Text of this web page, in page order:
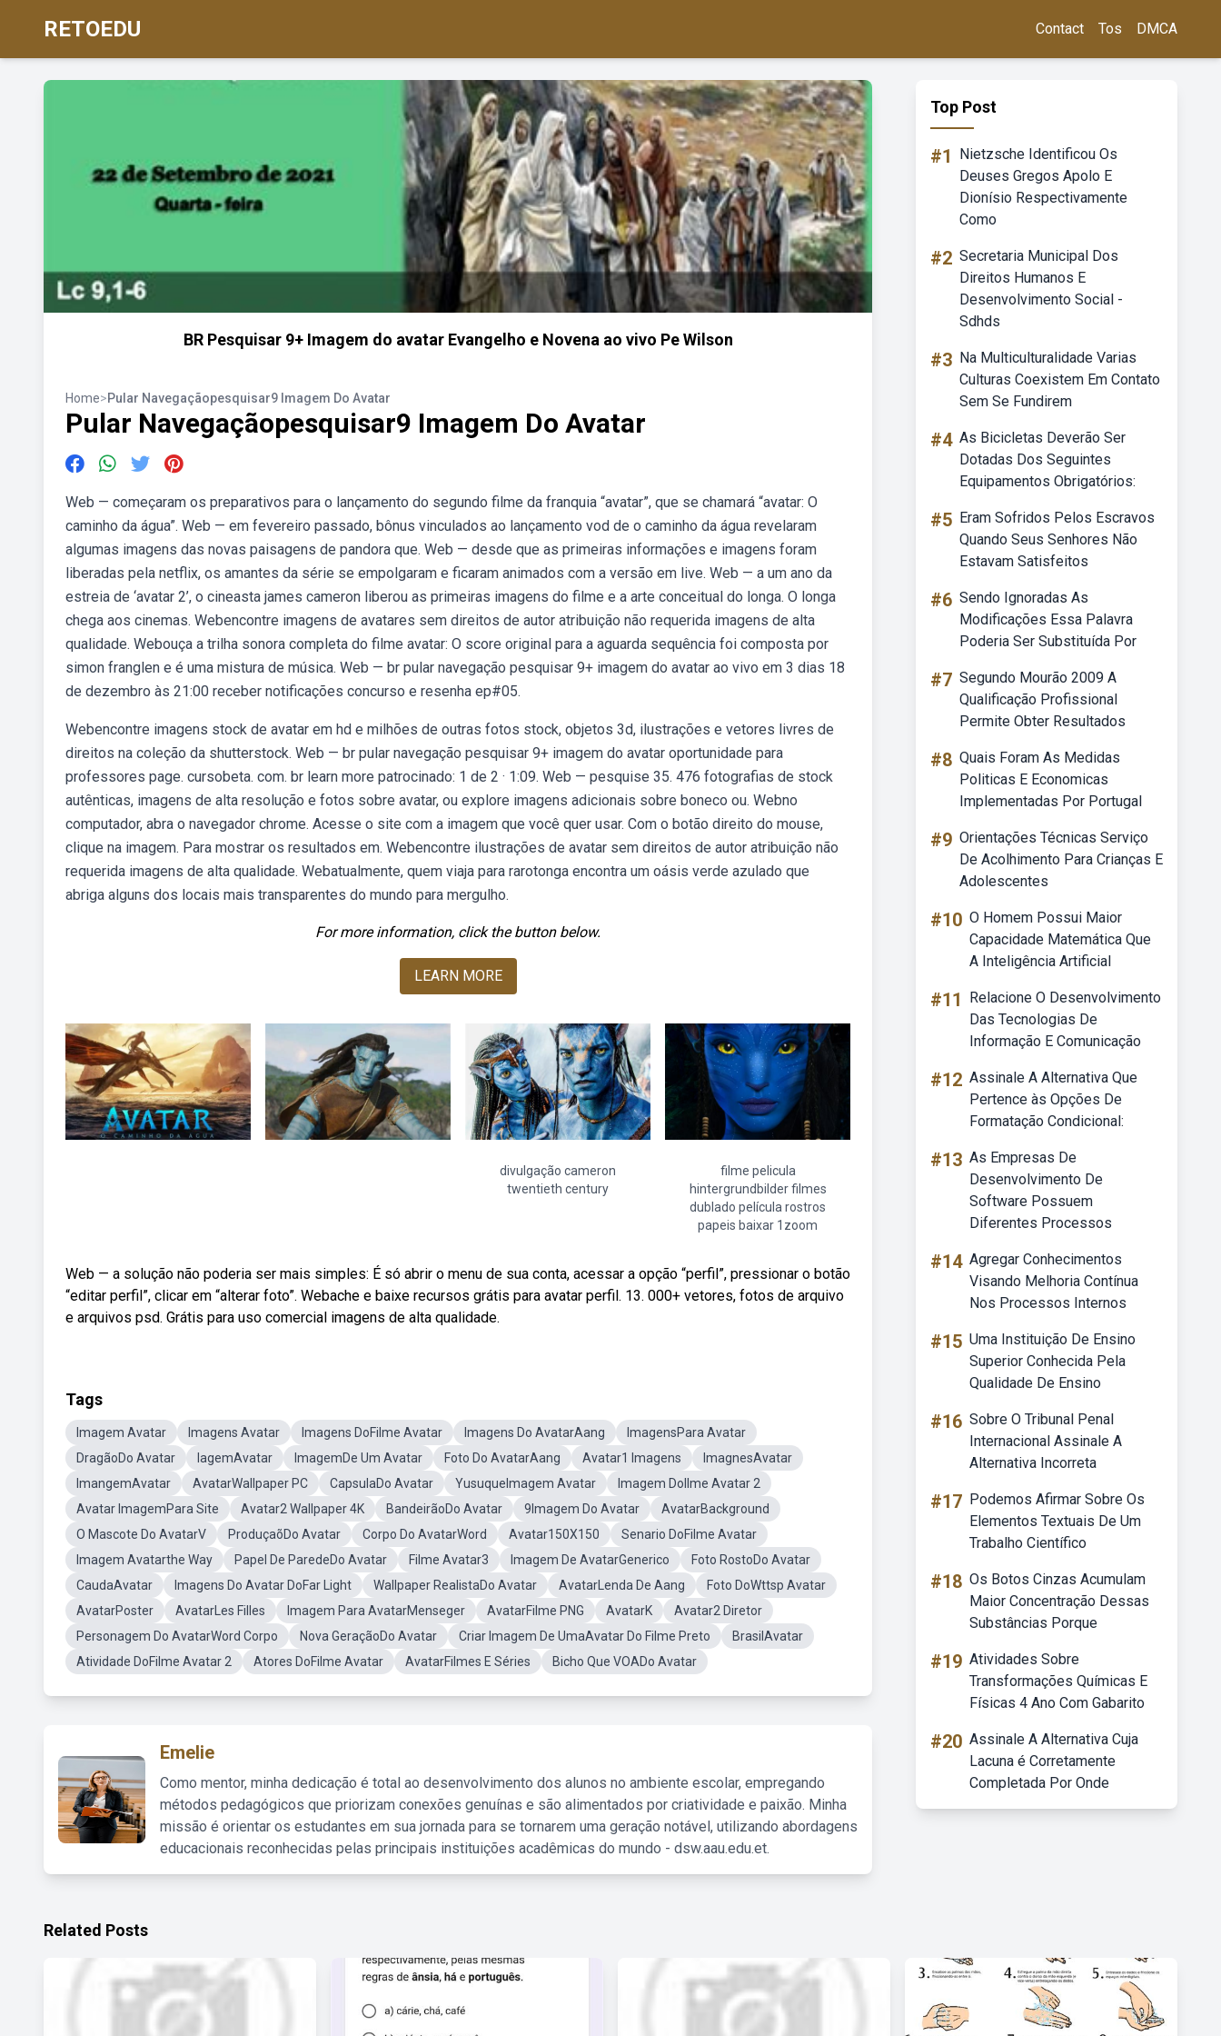
RETOEDU Contact Tos DMCA
BR Pesquisar 9+ Imagem do avatar Evangelho e Novena ao vivo Pe Wilson
Home>Pular Navegaçãopesquisar9 Imagem Do Avatar
Pular Navegaçãopesquisar9 Imagem Do Avatar
Web — começaram os preparativos para o lançamento do segundo filme da franquia “avatar”, que se chamará “avatar: O
caminho da água”. Web — em fevereiro passado, bônus vinculados ao lançamento vod de o caminho da água revelaram
algumas imagens das novas paisagens de pandora que. Web — desde que as primeiras informações e imagens foram
liberadas pela netflix, os amantes da série se empolgaram e ficaram animados com a versão em live. Web — a um ano da
estreia de ‘avatar 2’, o cineasta james cameron liberou as primeiras imagens do filme e a arte conceitual do longa. O longa
chega aos cinemas. Webencontre imagens de avatares sem direitos de autor atribuição não requerida imagens de alta
qualidade. Webouça a trilha sonora completa do filme avatar: O score original para a aguarda sequência foi composta por
simon franglen e é uma mistura de música. Web — br pular navegação pesquisar 9+ imagem do avatar ao vivo em 3 dias 18
de dezembro às 21:00 receber notificações concurso e resenha ep#05.
Webencontre imagens stock de avatar em hd e milhões de outras fotos stock, objetos 3d, ilustrações e vetores livres de
direitos na coleção da shutterstock. Web — br pular navegação pesquisar 9+ imagem do avatar oportunidade para
professores page. cursobeta. com. br learn more patrocinado: 1 de 2 · 1:09. Web — pesquise 35. 476 fotografias de stock
autênticas, imagens de alta resolução e fotos sobre avatar, ou explore imagens adicionais sobre boneco ou. Webno
computador, abra o navegador chrome. Acesse o site com a imagem que você quer usar. Com o botão direito do mouse,
clique na imagem. Para mostrar os resultados em. Webencontre ilustrações de avatar sem direitos de autor atribuição não
requerida imagens de alta qualidade. Webatualmente, quem viaja para rarotonga encontra um oásis verde azulado que
abriga alguns dos locais mais transparentes do mundo para mergulho.
For more information, click the button below.
LEARN MORE
divulgação cameron
twentieth century
filme pelicula
hintergrundbilder filmes
dublado película rostros
papeis baixar 1zoom
Web — a solução não poderia ser mais simples: É só abrir o menu de sua conta, acessar a opção “perfil”, pressionar o botão
“editar perfil”, clicar em “alterar foto”. Webache e baixe recursos grátis para avatar perfil. 13. 000+ vetores, fotos de arquivo
e arquivos psd. Grátis para uso comercial imagens de alta qualidade.
Tags
Imagem Avatar Imagens Avatar Imagens DoFilme Avatar Imagens Do AvatarAang
ImagensPara Avatar
DragãoDo Avatar
IagemAvatar ImagemDe Um Avatar Foto Do AvatarAang Avatar1 Imagens
ImagnesAvatar
ImangemAvatar
AvatarWallpaper PC CapsulaDo Avatar YusuqueImagem Avatar
Imagem DoIlme Avatar 2
Avatar ImagemPara Site
Avatar2 Wallpaper 4K BandeirãoDo Avatar 9Imagem Do Avatar
AvatarBackground
O Mascote Do AvatarV
ProduçaõDo Avatar Corpo Do AvatarWord Avatar150X150
Senario DoFilme Avatar
Imagem Avatarthe Way
Papel De ParedeDo Avatar Filme Avatar3 Imagem De AvatarGenerico
Foto RostoDo Avatar
CaudaAvatar
Imagens Do Avatar DoFar Light Wallpaper RealistaDo Avatar AvatarLenda De Aang
Foto DoWttsp Avatar
AvatarPoster
AvatarLes Filles Imagem Para AvatarMenseger AvatarFilme PNG AvatarK
Avatar2 Diretor
Personagem Do AvatarWord Corpo
Nova GeraçãoDo Avatar Criar Imagem De UmaAvatar Do Filme Preto
BrasilAvatar
Atividade DoFilme Avatar 2
Atores DoFilme Avatar AvatarFilmes E Séries Bicho Que VOADo Avatar
Emelie
Como mentor, minha dedicação é total ao desenvolvimento dos alunos no ambiente escolar, empregando
métodos pedagógicos que priorizam conexões genuínas e são alimentados por criatividade e paixão. Minha
missão é orientar os estudantes em sua jornada para se tornarem uma geração notável, utilizando abordagens
educacionais reconhecidas pelas principais instituições acadêmicas do mundo - dsw.aau.edu.et.
Top Post
#1
Nietzsche Identificou Os
Deuses Gregos Apolo E
Dionísio Respectivamente
Como
#2 Secretaria Municipal Dos
Direitos Humanos E
Desenvolvimento Social -
Sdhds
#3 Na Multiculturalidade Varias
Culturas Coexistem Em Contato
Sem Se Fundirem
#4 As Bicicletas Deverão Ser
Dotadas Dos Seguintes
Equipamentos Obrigatórios:
#5 Eram Sofridos Pelos Escravos
Quando Seus Senhores Não
Estavam Satisfeitos
#6 Sendo Ignoradas As
Modificações Essa Palavra
Poderia Ser Substituída Por
#7 Segundo Mourão 2009 A
Qualificação Profissional
Permite Obter Resultados
#8 Quais Foram As Medidas
Politicas E Economicas
Implementadas Por Portugal
#9 Orientações Técnicas Serviço
De Acolhimento Para Crianças E
Adolescentes
#10 O Homem Possui Maior
Capacidade Matemática Que
A Inteligência Artificial
#11
Relacione O Desenvolvimento
Das Tecnologias De
Informação E Comunicação
#12 Assinale A Alternativa Que
Pertence às Opções De
Formatação Condicional:
#13 As Empresas De
Desenvolvimento De
Software Possuem
Diferentes Processos
#14 Agregar Conhecimentos
Visando Melhoria Contínua
Nos Processos Internos
#15 Uma Instituição De Ensino
Superior Conhecida Pela
Qualidade De Ensino
#16 Sobre O Tribunal Penal
Internacional Assinale A
Alternativa Incorreta
#17 Podemos Afirmar Sobre Os
Elementos Textuais De Um
Trabalho Científico
#18 Os Botos Cinzas Acumulam
Maior Concentração Dessas
Substâncias Porque
#19 Atividades Sobre
Transformações Químicas E
Físicas 4 Ano Com Gabarito
#20 Assinale A Alternativa Cuja
Lacuna é Corretamente
Completada Por Onde
Related Posts